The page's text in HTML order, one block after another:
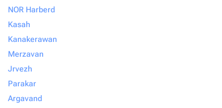
NOR Harberd
Kasah
Kanakerawan
Merzavan
Jrvezh
Parakar
Argavand